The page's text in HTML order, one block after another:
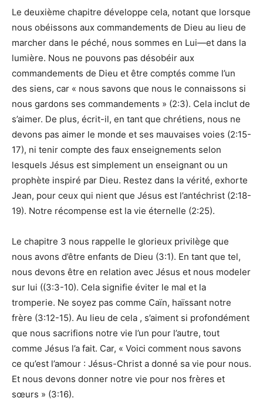
Le deuxième chapitre développe cela, notant que lorsque
nous obéissons aux commandements de Dieu au lieu de
marcher dans le péché, nous sommes en Lui—et dans la
lumière. Nous ne pouvons pas désobéir aux
commandements de Dieu et être comptés comme l’un
des siens, car « nous savons que nous le connaissons si
nous gardons ses commandements » (2:3). Cela inclut de
s’aimer. De plus, écrit-il, en tant que chrétiens, nous ne
devons pas aimer le monde et ses mauvaises voies (2:15-
17), ni tenir compte des faux enseignements selon
lesquels Jésus est simplement un enseignant ou un
prophète inspiré par Dieu. Restez dans la vérité, exhorte
Jean, pour ceux qui nient que Jésus est l’antéchrist (2:18-
19). Notre récompense est la vie éternelle (2:25).
Le chapitre 3 nous rappelle le glorieux privilège que
nous avons d’être enfants de Dieu (3:1). En tant que tel,
nous devons être en relation avec Jésus et nous modeler
sur lui ((3:3-10). Cela signifie éviter le mal et la
tromperie. Ne soyez pas comme Caïn, haïssant notre
frère (3:12-15). Au lieu de cela , s’aiment si profondément
que nous sacrifions notre vie l’un pour l’autre, tout
comme Jésus l’a fait. Car, « Voici comment nous savons
ce qu’est l’amour : Jésus-Christ a donné sa vie pour nous.
Et nous devons donner notre vie pour nos frères et
sœurs » (3:16).